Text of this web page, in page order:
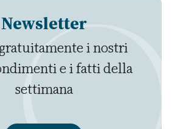
Newsletter
i nostri
e i fatti della
settimana